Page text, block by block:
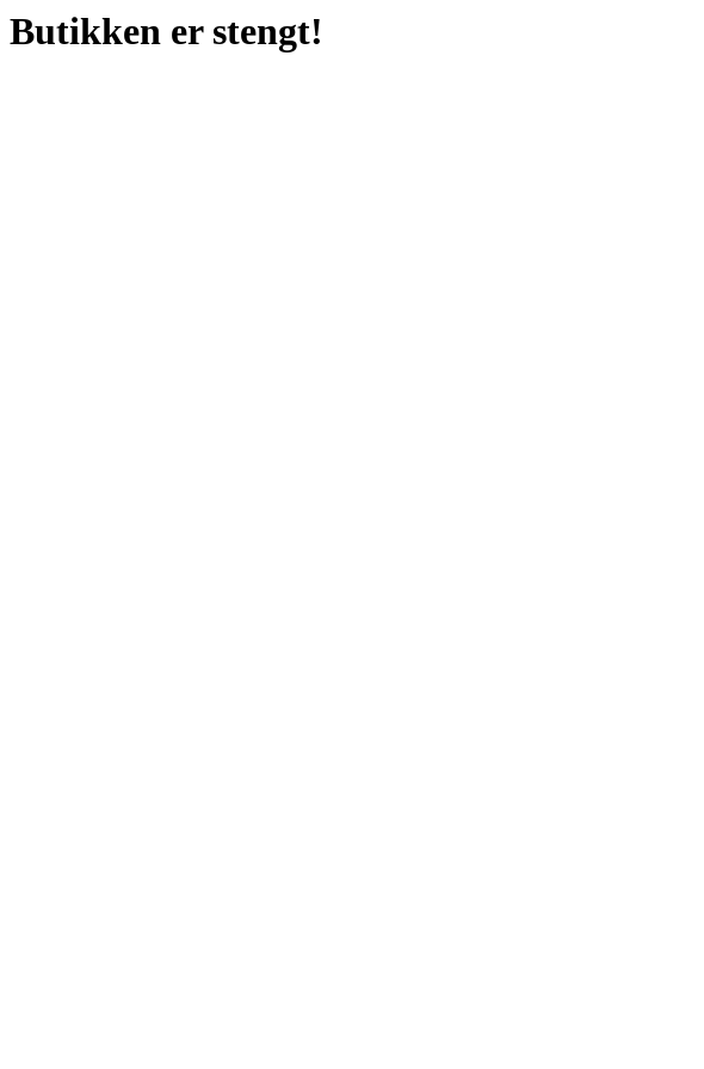
Butikken er stengt!